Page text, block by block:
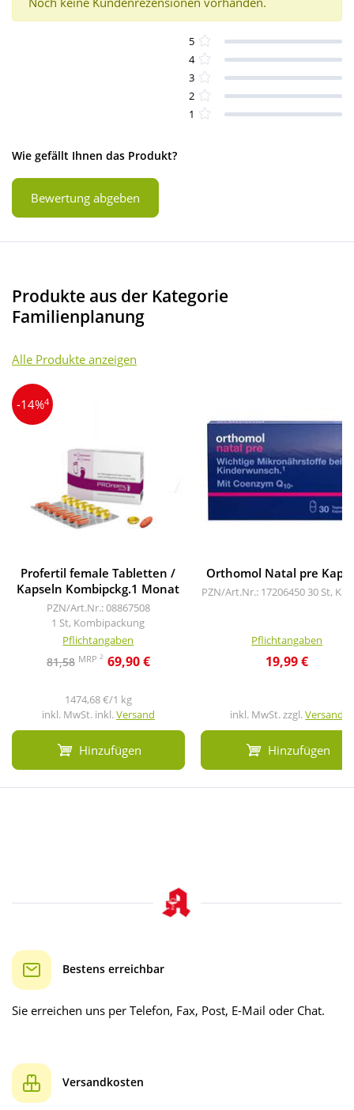
5
4
3
2
1
Wie gefällt Ihnen das Produkt?
Bewertung abgeben
Produkte aus der Kategorie
Familienplanung
Alle Produkte anzeigen
-14%4
Profertil female Tabletten /
Kapseln Kombipckg.1 Monat
PZN/Art.Nr.: 08867508
1 St, Kombipackung
Pflichtangaben
81,58 MRP 2 69,90 €
1474,68 €/1 kg
inkl. MwSt. inkl.Versand
Hinzufügen
Orthomol Natal pre
PZN/Art.Nr.: 17206450 30 St,
Pflichtangaben
19,99 €
inkl. MwSt. zzgl.Versand
Hinzufügen
Bestens erreichbar
Sie erreichen uns per Telefon, Fax, Post, E-Mail oder Chat.
Versandkosten